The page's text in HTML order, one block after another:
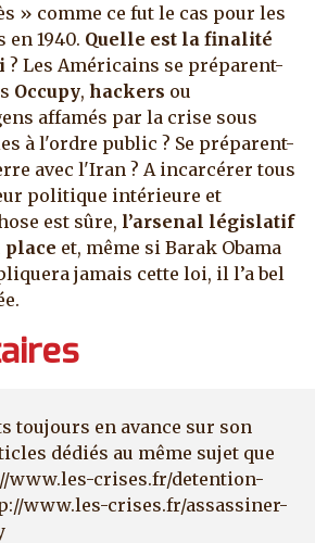
» comme ce fut le cas pour les
1940. Quelle est la finalité
? Les Américains se préparent-
Occupy, hackers ou
affamés par la crise sous
à l'ordre public ? Se préparent-
avec l'Iran ? A incarcérer tous
politique intérieure et
est sûre, l’arsenal législatif
place et, même si Barak Obama
jamais cette loi, il l’a bel
toujours en avance sur son
dédiés au même sujet que
www.les-crises.fr/detention-
www.les-crises.fr/assassiner-